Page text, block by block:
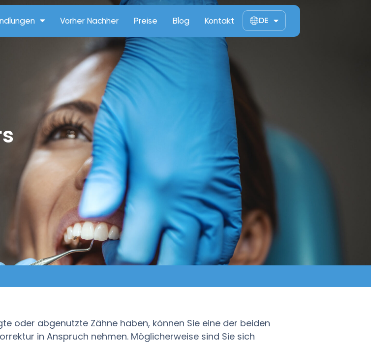
Vorher Nachher Preise Blog Kontakt DE
oder abgenutzte Zähne haben, können Sie eine der beiden
in Anspruch nehmen. Möglicherweise sind Sie sich